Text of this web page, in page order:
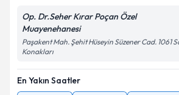
Op. Dr.Seher Kırar Poçan Özel
Muayenehanesi
Paşakent Mah. Şehit Hüseyin Süzener Cad. 1061
Konakları
En Yakın Saatler